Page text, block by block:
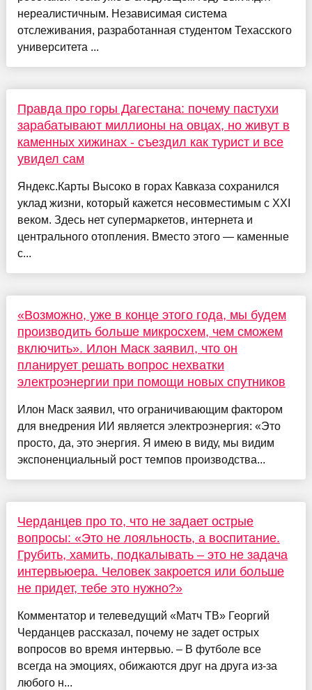
нереалистичным. Независимая система
отслеживания, разработанная студентом Техасского
университета ...
Правда про горы Дагестана: почему пастухи
зарабатывают миллионы на овцах, но живут в
каменных хижинах - съездил как турист и все
увидел сам
Яндекс.Карты Высоко в горах Кавказа сохранился
уклад жизни, который кажется несовместимым с XXI
веком. Здесь нет супермаркетов, интернета и
центрального отопления. Вместо этого — каменные
с...
«Возможно, уже в конце этого года, мы будем
производить больше микросхем, чем сможем
включить». Илон Маск заявил, что он
планирует решать вопрос нехватки
электроэнергии при помощи новых спутников
Илон Маск заявил, что ограничивающим фактором
для внедрения ИИ является электроэнергия: «Это
просто, да, это энергия. Я имею в виду, мы видим
экспоненциальный рост темпов производства...
Черданцев про то, что не задает острые
вопросы: «Это не лояльность, а воспитание.
Грубить, хамить, подкалывать – это не задача
интервьюера. Человек закроется или больше
не придет, тебе это нужно?»
Комментатор и телеведущий «Матч ТВ» Георгий
Черданцев рассказал, почему не задет острых
вопросов во время интервью. – В футболе все
всегда на эмоциях, обижаются друг на друга из-за
любого н...